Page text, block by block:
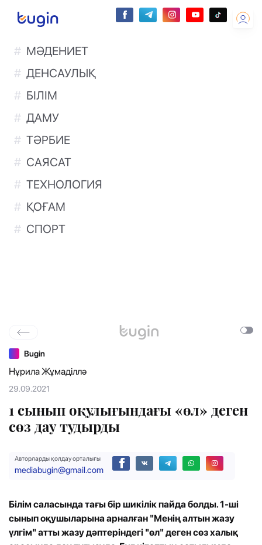
МӘДЕНИЕТ
ДЕНСАУЛЫҚ
БІЛІМ
ДАМУ
ТӘРБИЕ
САЯСАТ
ТЕХНОЛОГИЯ
ҚОҒАМ
СПОРТ
Bugin
Нұрила Жұмаділлә
29.09.2021
1 сынып оқулығындағы «өл» деген
сөз дау тудырды
Авторларды қолдау орталығы
mediabugin@gmail.com
Білім саласында тағы бір шикілік пайда болды. 1-ші
сынып оқушыларына арналған "Менің алтын жазу
үлгім" атты жазу дәптеріндегі "өл" деген сөз халық